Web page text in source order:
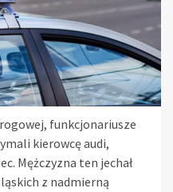
funkcjonariusze
kierowcę audi,
Mężczyzna ten jechał
z nadmierną